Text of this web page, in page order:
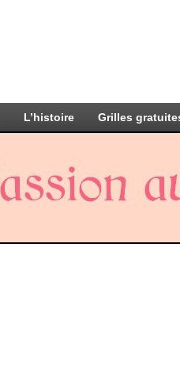
L’histoire Grilles